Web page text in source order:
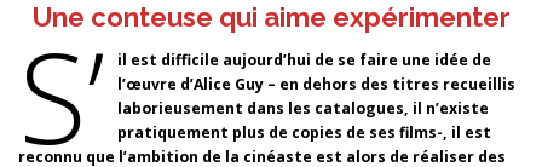
Une conteuse qui aime expérimenter
S’
il est difficile aujourd’hui de se faire une idée de
l’œuvre d’Alice Guy – en dehors des titres recueillis
laborieusement dans les catalogues, il n’existe
pratiquement plus de copies de ses films-, il est
reconnu que l’ambition de la cinéaste est alors de réaliser des